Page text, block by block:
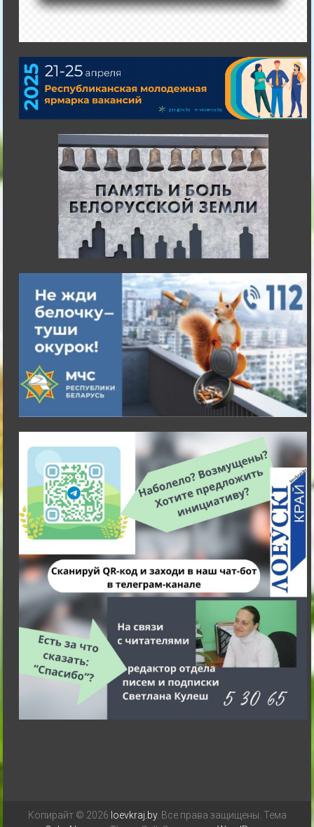
Копирайт © 2026 loevkraj.by. Все права защищены. Тема